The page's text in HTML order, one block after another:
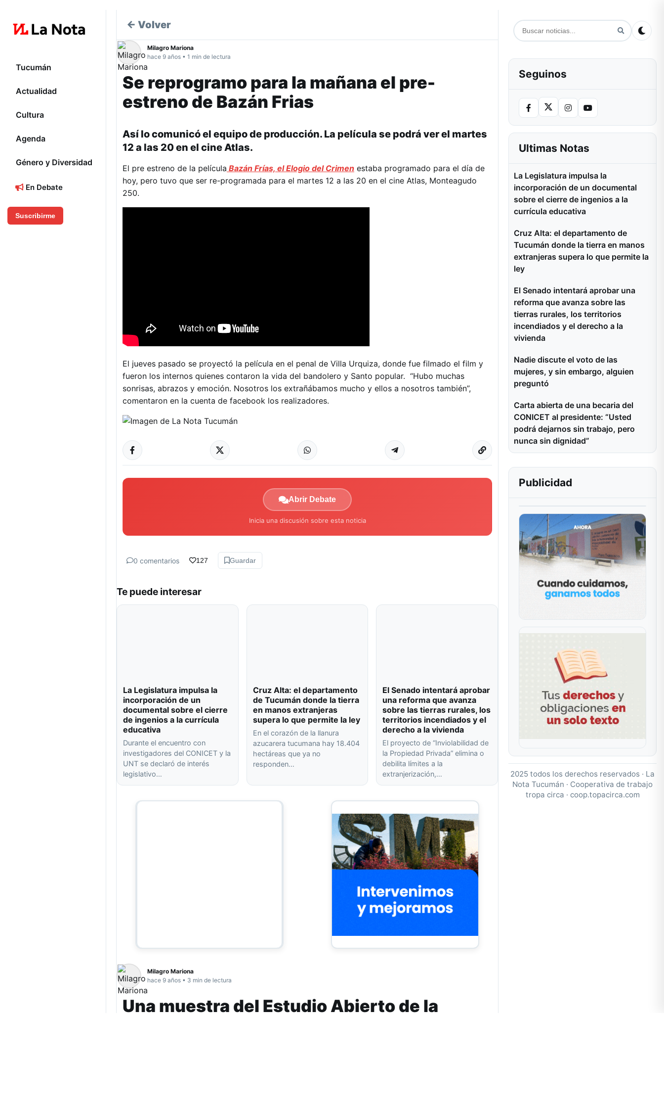
Tucumán
Actualidad
Cultura
Agenda
Género y Diversidad
En Debate
Suscribirme
← Volver
Milagro Mariona
hace 9 años • 1 min de lectura
Se reprogramo para la mañana el pre-
estreno de Bazán Frias
Así lo comunicó el equipo de producción. La película se podrá ver el martes
12 a las 20 en el cine Atlas.
El pre estreno de la película Bazán Frías, el Elogio del Crimen estaba programado para el día de
hoy, pero tuvo que ser re-programada para el martes 12 a las 20 en el cine Atlas, Monteagudo
250.
El jueves pasado se proyectó la película en el penal de Villa Urquiza, donde fue filmado el film y
fueron los internos quienes contaron la vida del bandolero y Santo popular. “Hubo muchas
sonrisas, abrazos y emoción. Nosotros los extrañábamos mucho y ellos a nosotros también”,
comentaron en la cuenta de facebook los realizadores.
Abrir Debate
Inicia una discusión sobre esta noticia
0 comentarios 127 Guardar
Te puede interesar
La Legislatura impulsa la
incorporación de un
documental sobre el cierre
de ingenios a la currícula
educativa
Durante el encuentro con
investigadores del CONICET y la
UNT se declaró de interés
legislativo…
Cruz Alta: el departamento
de Tucumán donde la tierra
en manos extranjeras
supera lo que permite la ley
En el corazón de la llanura
azucarera tucumana hay 18.404
hectáreas que ya no
responden…
El Senado intentará aprobar
una reforma que avanza
sobre las tierras rurales, los
territorios incendiados y el
derecho a la vivienda
El proyecto de “Inviolabilidad de
la Propiedad Privada” elimina o
debilita límites a la
extranjerización,…
Milagro Mariona
hace 9 años • 3 min de lectura
Una muestra del Estudio Abierto de la
Seguinos
Ultimas Notas
La Legislatura impulsa la
incorporación de un documental
sobre el cierre de ingenios a la
currícula educativa
Cruz Alta: el departamento de
Tucumán donde la tierra en manos
extranjeras supera lo que permite la
ley
El Senado intentará aprobar una
reforma que avanza sobre las
tierras rurales, los territorios
incendiados y el derecho a la
vivienda
Nadie discute el voto de las
mujeres, y sin embargo, alguien
preguntó
Carta abierta de una becaria del
CONICET al presidente: “Usted
podrá dejarnos sin trabajo, pero
nunca sin dignidad”
Publicidad
2025 todos los derechos reservados · La
Nota Tucumán · Cooperativa de trabajo
tropa circa · coop.topacirca.com